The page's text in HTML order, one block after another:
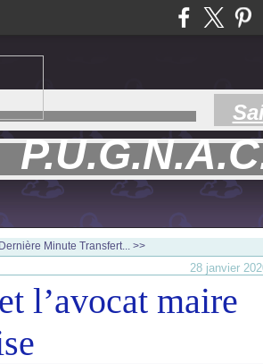
Dernière Minute Transfert... >>
28 janvier
l’avocat maire